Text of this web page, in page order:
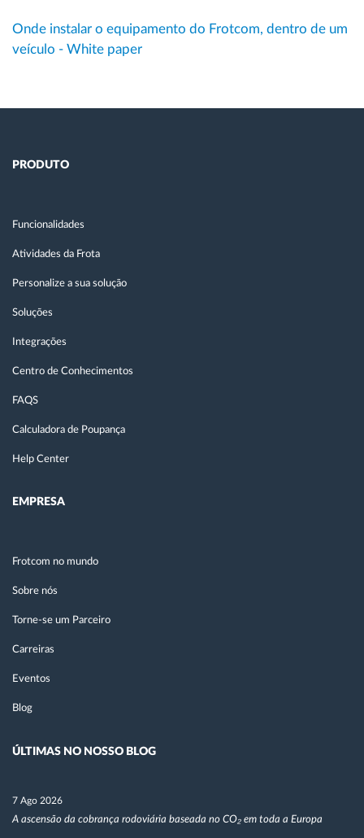
Onde instalar o equipamento do Frotcom, dentro de um
veículo - White paper
PRODUTO
Funcionalidades
Atividades da Frota
Personalize a sua solução
Soluções
Integrações
Centro de Conhecimentos
FAQS
Calculadora de Poupança
Help Center
EMPRESA
Frotcom no mundo
Sobre nós
Torne-se um Parceiro
Carreiras
Eventos
Blog
ÚLTIMAS NO NOSSO BLOG
7 Ago 2026
A ascensão da cobrança rodoviária baseada no CO₂ em toda a Europa